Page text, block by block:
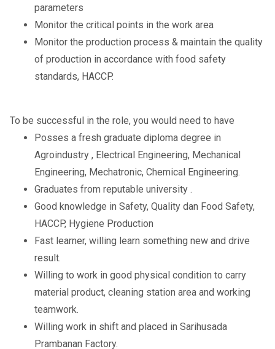
parameters
Monitor the critical points in the work area
Monitor the production process & maintain the quality
of production in accordance with food safety
standards, HACCP.
To be successful in the role, you would need to have
Posses a fresh graduate diploma degree in
Agroindustry , Electrical Engineering, Mechanical
Engineering, Mechatronic, Chemical Engineering.
Graduates from reputable university .
Good knowledge in Safety, Quality dan Food Safety,
HACCP, Hygiene Production
Fast learner, willing learn something new and drive
result.
Willing to work in good physical condition to carry
material product, cleaning station area and working
teamwork.
Willing work in shift and placed in Sarihusada
Prambanan Factory.